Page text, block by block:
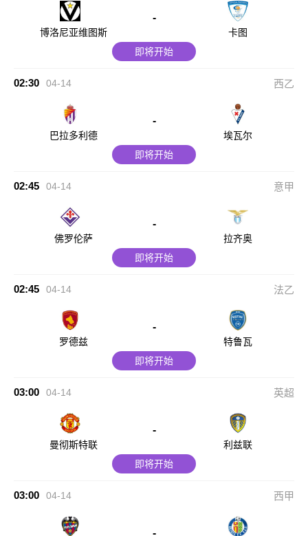
博洛尼亚维图斯
-
卡图
即将开始
02:30 04-14 西乙
巴拉多利德
-
埃瓦尔
即将开始
02:45 04-14 意甲
佛罗伦萨
-
拉齐奥
即将开始
02:45 04-14 法乙
罗德兹
-
特鲁瓦
即将开始
03:00 04-14 英超
曼彻斯特联
-
利兹联
即将开始
03:00 04-14 西甲
-